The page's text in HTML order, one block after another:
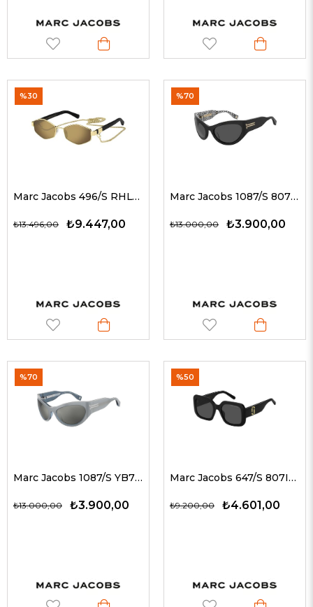
Marc Jacobs 496/S RHLVP 55 G Kadın Güneş Gözlükleri
₺9.447,00
₺13.496,00
%30
Marc Jacobs 1087/S 8072K 61 G Kadın Güneş Gözlükleri
₺3.900,00
₺13.000,00
%70
Marc Jacobs 1087/S YB7T4 61 G Kadın Güneş Gözlükleri
₺3.900,00
₺13.000,00
%70
Marc Jacobs 647/S 807IR 53 G Kadın Güneş Gözlükleri
₺4.601,00
₺9.200,00
%50